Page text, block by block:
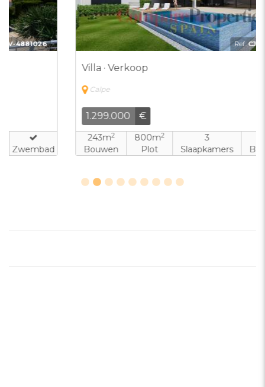
Ref:CJVP-5518119
Villa · Verkoop
€
243m
Bouwen
800m2
Plot
3
Slaapkamers
Badkamers